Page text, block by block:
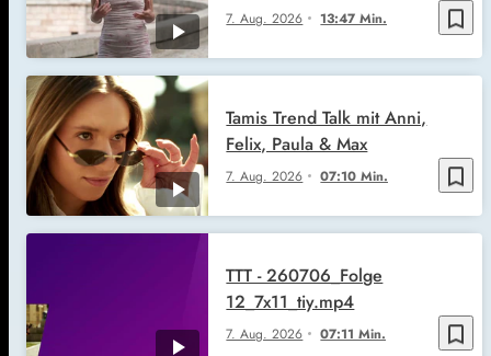
bookmark_border
7. Aug. 2026 13:47 Min.
bookmark_border
7. Aug. 2026 07:10 Min.
Tamis Trend Talk mit Anni,
Felix, Paula & Max
bookmark_border
7. Aug. 2026 07:11 Min.
TTT - 260706_Folge
12_7x11_tiy.mp4